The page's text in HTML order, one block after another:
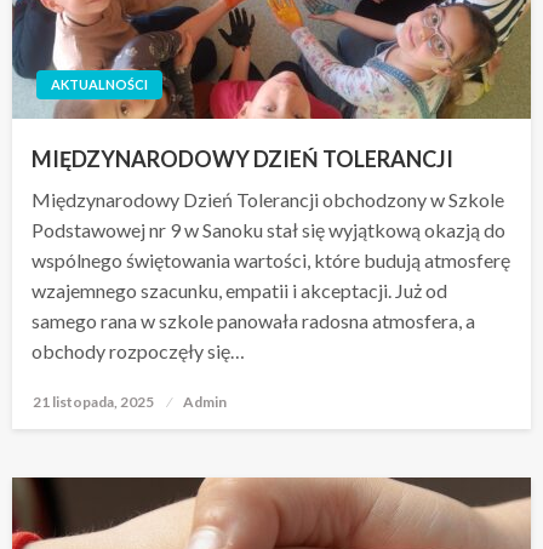
AKTUALNOŚCI
MIĘDZYNARODOWY DZIEŃ TOLERANCJI
Międzynarodowy Dzień Tolerancji obchodzony w Szkole
Podstawowej nr 9 w Sanoku stał się wyjątkową okazją do
wspólnego świętowania wartości, które budują atmosferę
wzajemnego szacunku, empatii i akceptacji. Już od
samego rana w szkole panowała radosna atmosfera, a
obchody rozpoczęły się…
Opublikowane
21 listopada, 2025 Admin